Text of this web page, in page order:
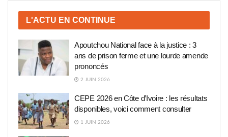
L'ACTU EN CONTINUE
Apoutchou National face à la justice : 3
ans de prison ferme et une lourde amende
prononcés
2 JUIN 2026
CEPE 2026 en Côte d’Ivoire : les résultats
disponibles, voici comment consulter
1 JUIN 2026